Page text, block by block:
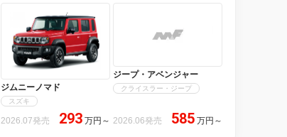
ジムニーノマド
スズキ
2026.07発売 293 万円 ～
ジープ・アベンジャー
クライスラー・ジープ
2026.06発売 585 万円 ～